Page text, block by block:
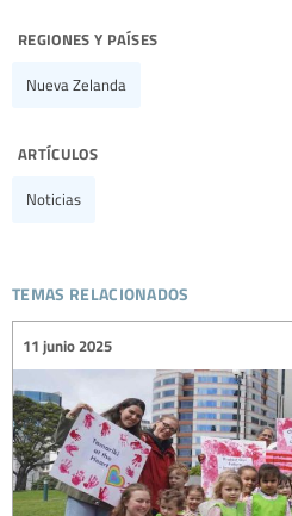
regiones y países
Nueva Zelanda
artículos
Noticias
temas relacionados
11 junio 2025